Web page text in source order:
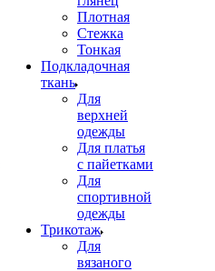
Плотная
Стежка
Тонкая
Подкладочная
ткань
Для
верхней
одежды
Для платья
с пайетками
Для
спортивной
одежды
Трикотаж
Для
вязаного